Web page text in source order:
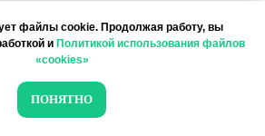
файлы cookie. Продолжая работу, вы
и Политикой использования файлов
«cookies»
ПОНЯТНО